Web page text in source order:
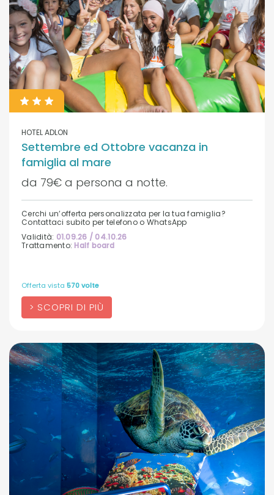
HOTEL ADLON
Settembre ed Ottobre vacanza in
famiglia al mare
da 79€ a persona a notte.
Cerchi un’offerta personalizzata per la tua famiglia?
Contattaci subito per telefono o WhatsApp
Validità: 01.09.26 / 04.10.26
Trattamento:Half board
SCOPRI DI PIÙ
Offerta vista 570 volte